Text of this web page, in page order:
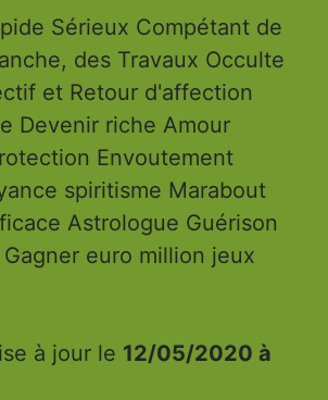
Sérieux Compétant de
des Travaux Occulte
et Retour d'affection
Devenir riche Amour
Envoutement
spiritisme Marabout
Astrologue Guérison
euro million jeux
à jour le 12/05/2020 à